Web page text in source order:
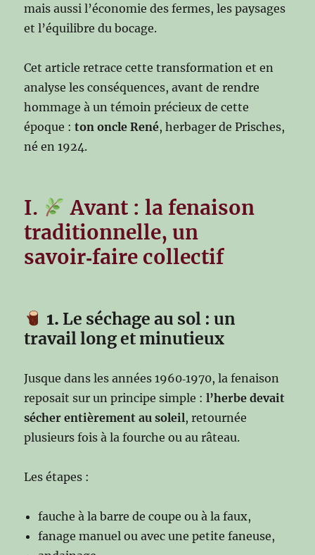
mais aussi l’économie des fermes, les paysages
et l’équilibre du bocage.
Cet article retrace cette transformation et en
analyse les conséquences, avant de rendre
hommage à un témoin précieux de cette
époque :ton oncle René, herbager de Prisches,
né en 1924.
I.
Avant : la fenaison
traditionnelle, un
savoir‑faire collectif
1. Le séchage au sol : un
travail long et minutieux
Jusque dans les années 1960‑1970, la fenaison
reposait sur un principe simple :l’herbe devait
sécher entièrement au soleil, retournée
plusieurs fois à la fourche ou au râteau.
Les étapes :
fauche à la barre de coupe ou à la faux,
fanage manuel ou avec une petite faneuse,